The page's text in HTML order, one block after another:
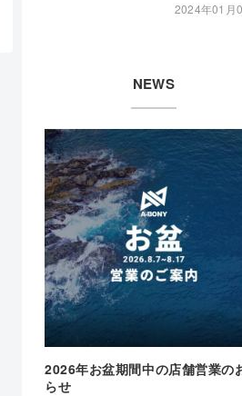
2024年01月
NEWS
2026年お盆期間中の店舗営業の
らせ